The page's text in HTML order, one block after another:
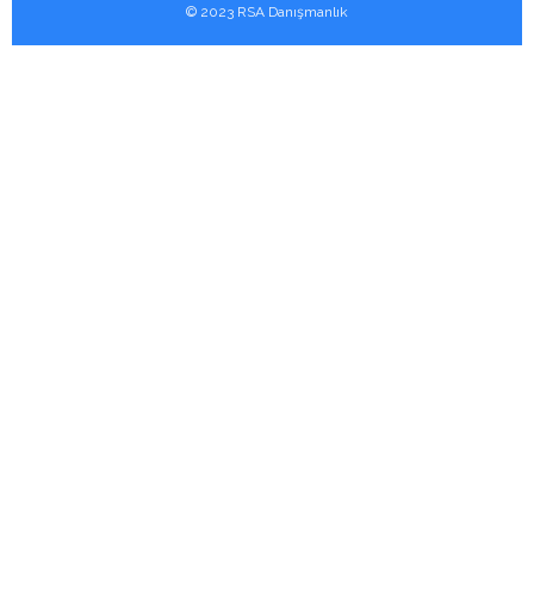
© 2023 RSA Danışmanlık